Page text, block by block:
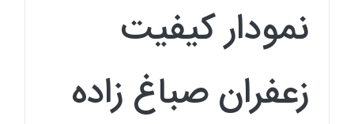
نمودار کیفیت
زعفران صباغ زاده